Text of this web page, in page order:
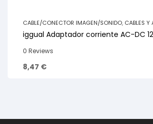
CABLE/CONECTOR IMAGEN/SONIDO, CABLES Y
iggual Adaptador corriente AC-DC
0 Reviews
8,47 €